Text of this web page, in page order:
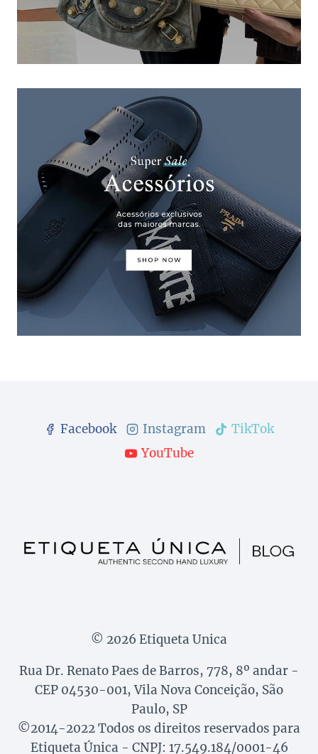
Facebook Instagram
TikTok
YouTube
© 2026 Etiqueta Unica
Rua Dr. Renato Paes de Barros, 778, 8º andar -
CEP 04530-001, Vila Nova Conceição, São
Paulo, SP
©2014-2022 Todos os direitos reservados para
Etiqueta Única - CNPJ: 17.549.184/0001-46